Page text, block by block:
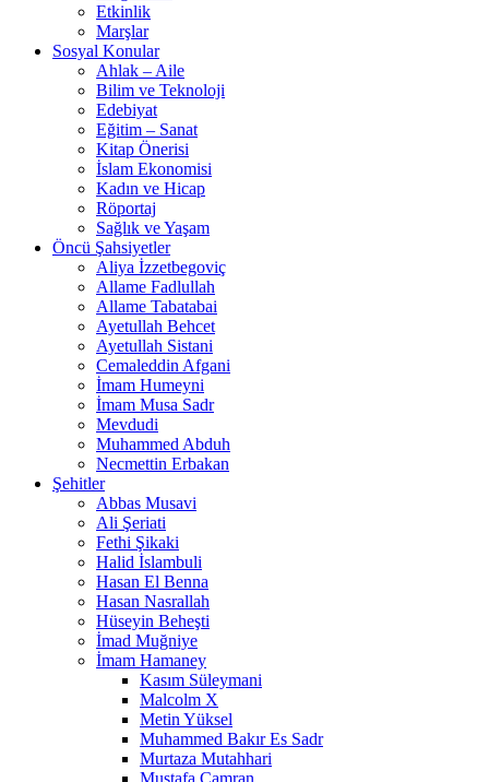
Etkinlik
Marşlar
Sosyal Konular
Ahlak – Aile
Bilim ve Teknoloji
Edebiyat
Eğitim – Sanat
Kitap Önerisi
İslam Ekonomisi
Kadın ve Hicap
Röportaj
Sağlık ve Yaşam
Öncü Şahsiyetler
Aliya İzzetbegoviç
Allame Fadlullah
Allame Tabatabai
Ayetullah Behcet
Ayetullah Sistani
Cemaleddin Afgani
İmam Humeyni
İmam Musa Sadr
Mevdudi
Muhammed Abduh
Necmettin Erbakan
Şehitler
Abbas Musavi
Ali Şeriati
Fethi Şikaki
Halid İslambuli
Hasan El Benna
Hasan Nasrallah
Hüseyin Beheşti
İmad Muğniye
İmam Hamaney
Kasım Süleymani
Malcolm X
Metin Yüksel
Muhammed Bakır Es Sadr
Murtaza Mutahhari
Mustafa Çamran